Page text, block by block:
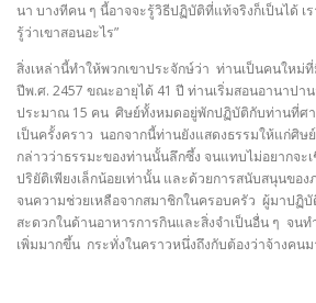
นา บางทีคน ๆ นี้อาจจะรู้วิธีปฏิบัติที่แท้จริงก็เป็นได้ เ
รู้ว่าเขาสอนอะไร”
สิ่งเหล่านี้ทำให้พวกเขาประจักษ์ว่า ท่านเป็นคนใหม่
ปีพ.ศ. 2457 ขณะอายุได้ 41 ปี ท่านเริ่มสอนอานาปา
ประมาณ 15 คน ศิษย์ทั้งหมดอยู่พักปฏิบัติกับท่านที่ศ
เป็นครั้งคราว นอกจากนี้ท่านยังแสดงธรรมให้แก่ศิษ
กล่าวว่าธรรมะของท่านนั้นลึกซึ้ง จนแทบไม่อยากจะ
ปริยัติเพียงเล็กน้อยเท่านั้น และด้วยการสนับสนุนขอ
จนความช่วยเหลือจากสมาชิกในครอบครัว ผู้มาปฏิ
สะดวกในด้านอาหารการกินและสิ่งจำเป็นอื่น ๆ จน
เพิ่มมากขึ้น กระทั่งในคราวหนึ่งถึงกับต้องว่าจ้างคน